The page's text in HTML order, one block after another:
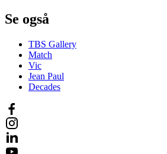
Se også
TBS Gallery
Match
Vic
Jean Paul
Decades